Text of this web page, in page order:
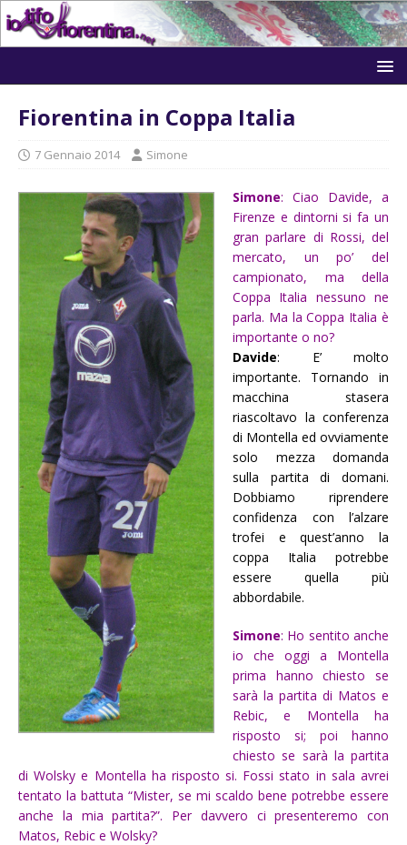
Fiorentina in Coppa Italia
7 Gennaio 2014 Simone
Simone: Ciao Davide, a
Firenze e dintorni si fa un
gran parlare di Rossi, del
mercato, un po’ del
campionato, ma della
Coppa Italia nessuno ne
parla. Ma la Coppa Italia è
importante o no?
Davide: E’ molto
importante. Tornando in
macchina stasera
riascoltavo la conferenza
di Montella ed ovviamente
solo mezza domanda
sulla partita di domani.
Dobbiamo riprendere
confidenza con l’alzare
trofei e quest’anno la
coppa Italia potrebbe
essere quella più
abbordabile.
Simone: Ho sentito anche
io che oggi a Montella
prima hanno chiesto se
sarà la partita di Matos e
Rebic, e Montella ha
risposto si; poi hanno
chiesto se sarà la partita
di Wolsky e Montella ha risposto si. Fossi stato in sala avrei
tentato la battuta “Mister, se mi scaldo bene potrebbe essere
anche la mia partita?”. Per davvero ci presenteremo con
Matos, Rebic e Wolsky?